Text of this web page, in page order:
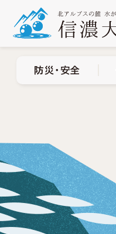
防災・安全